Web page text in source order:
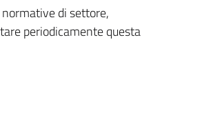
di settore,
periodicamente questa